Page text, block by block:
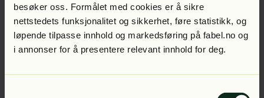
besøker oss. Formålet med cookies er å sikre
nettstedets funksjonalitet og sikkerhet, føre statistikk, og
løpende tilpasse innhold og markedsføring på fabel.no og
i annonser for å presentere relevant innhold for deg.